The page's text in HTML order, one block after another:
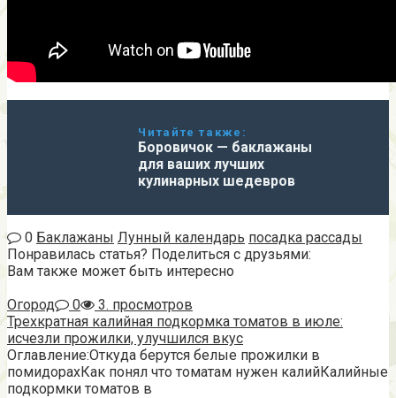
Читайте также:
Боровичок — баклажаны
для ваших лучших
кулинарных шедевров
0 Баклажаны Лунный календарь посадка рассады
Понравилась статья? Поделиться с друзьями:
Вам также может быть интересно
Огород
0
3. просмотров
Трехкратная калийная подкормка томатов в июле:
исчезли прожилки, улучшился вкус
Оглавление:Откуда берутся белые прожилки в
помидорахКак понял что томатам нужен калийКалийные
подкормки томатов в